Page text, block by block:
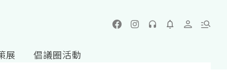
展 倡議圈活動